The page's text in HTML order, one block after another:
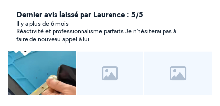
Dernier avis laissé par Laurence : 5/5
Il y a plus de 6 mois
Réactivité et professionnalisme parfaits Je n'hésiterai pas à
faire de nouveau appel à lui